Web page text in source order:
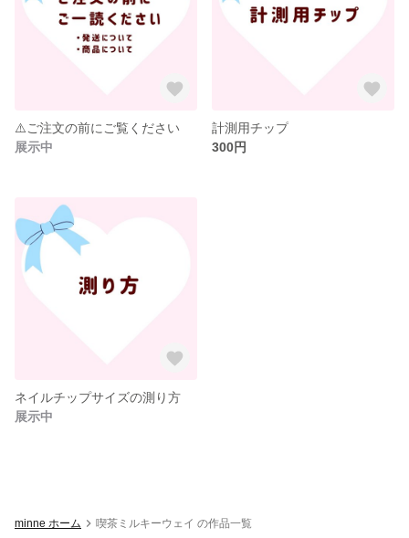
⚠️ご注文の前にご覧ください
展示中
計測用チップ
300円
ネイルチップサイズの測り方
展示中
minne ホーム 喫茶ミルキーウェイ の作品一覧